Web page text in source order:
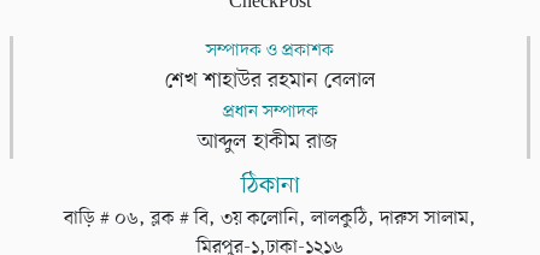
সম্পাদক ও প্রকাশক
শেখ শাহাউর রহমান বেলাল
প্রধান সম্পাদক
আব্দুল হাকীম রাজ
ঠিকানা
বাড়ি # ০৬, ব্লক # বি, ৩য় কলোনি, লালকুঠি, দারুস সালাম,
মিরপুর-১,ঢাকা-১২১৬